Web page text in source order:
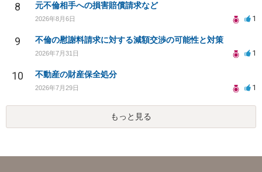
8 元不倫相手への損害賠償請求など
2026年8月6日 1
9 不倫の慰謝料請求に対する減額交渉の可能性と対策
2026年7月31日 1
10 不動産の財産保全処分
2026年7月29日 1
もっと見る